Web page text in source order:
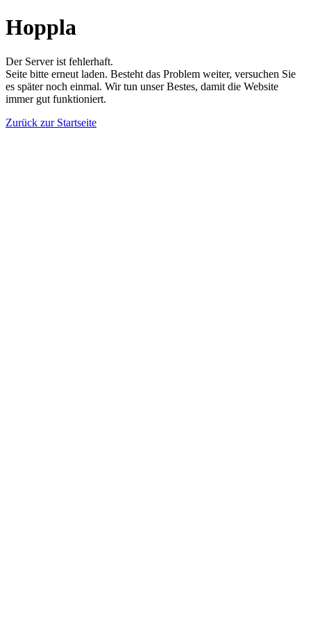
Hoppla
Der Server ist fehlerhaft.
Seite bitte erneut laden. Besteht das Problem weiter, versuchen Sie
es später noch einmal. Wir tun unser Bestes, damit die Website
immer gut funktioniert.
Zurück zur Startseite